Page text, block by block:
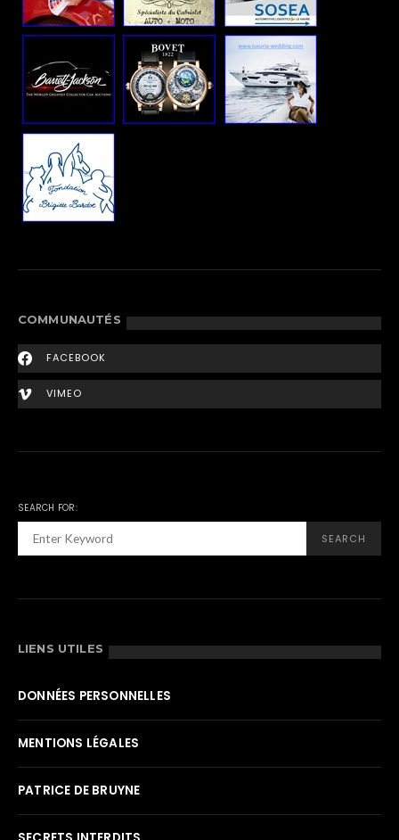
COMMUNAUTÉS
FACEBOOK
VIMEO
SEARCH FOR:
SEARCH
LIENS UTILES
DONNÉES PERSONNELLES
MENTIONS LÉGALES
PATRICE DE BRUYNE